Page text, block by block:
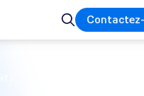
Rechercher